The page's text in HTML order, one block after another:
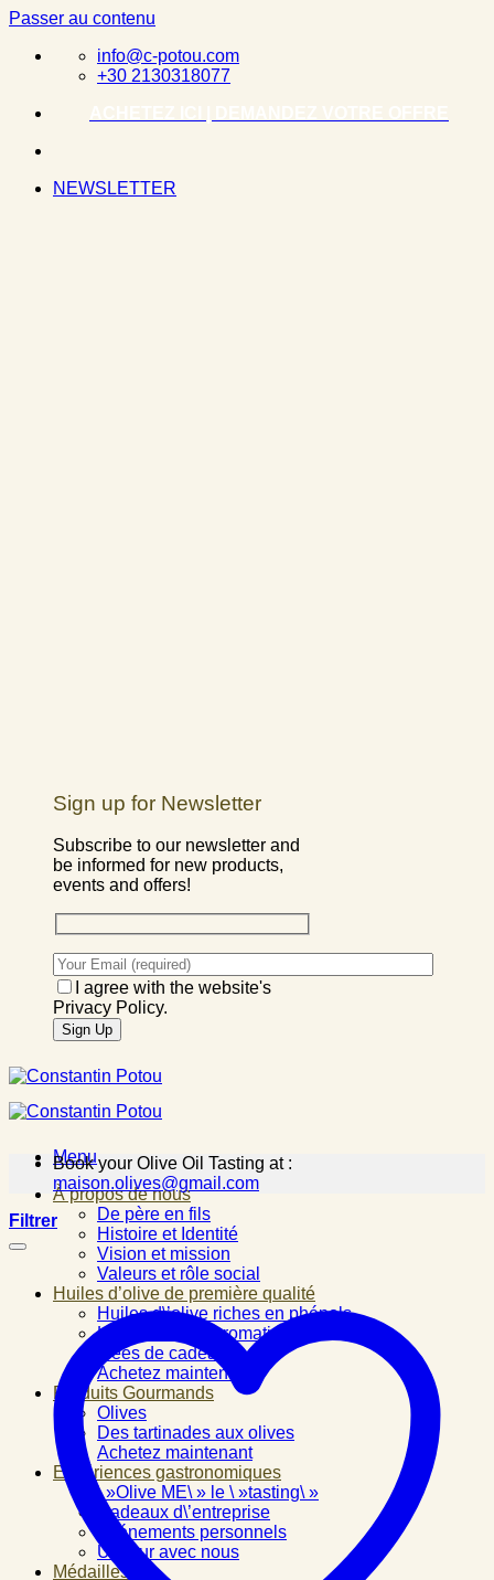
Passer au contenu
info@c-potou.com
+30 2130318077
NEWSLETTER
Sign up for Newsletter
Subscribe to our newsletter and
be informed for new products,
events and offers!
I agree with the website's
Privacy Policy.
Menu
À propos de nous
De père en fils
Histoire et Identité
Vision et mission
Valeurs et rôle social
Huiles d’olive de première qualité
Huiles d\’olive riches en phénols
Huiles d\’olive aromatisées
Idées de cadeau
Achetez maintenant
Produits Gourmands
Olives
Des tartinades aux olives
Achetez maintenant
Expériences gastronomiques
\ »Olive ME\ » le \ »tasting\ »
Cadeaux d\’entreprise
Événements personnels
Un jour avec nous
Médailles
Book your Olive Oil Tasting at :
maison.olives@gmail.com
Filtrer